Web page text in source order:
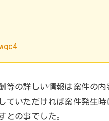
等の詳しい情報は案件の
ていただければ案件発生
との事でした。